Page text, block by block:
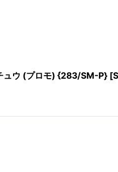
ュウ (プロモ) {283/SM-P}